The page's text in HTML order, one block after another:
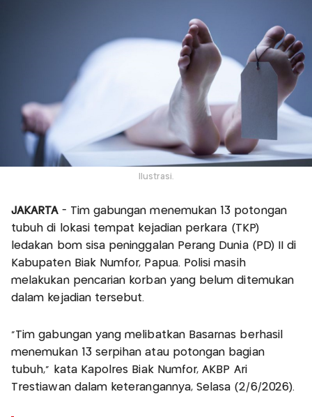
Ilustrasi.
JAKARTA - Tim gabungan menemukan 13 potongan
tubuh di lokasi tempat kejadian perkara (TKP)
ledakan bom sisa peninggalan Perang Dunia (PD) II di
Kabupaten Biak Numfor, Papua. Polisi masih
melakukan pencarian korban yang belum ditemukan
dalam kejadian tersebut.
“Tim gabungan yang melibatkan Basarnas berhasil
menemukan 13 serpihan atau potongan bagian
tubuh," kata Kapolres Biak Numfor, AKBP Ari
Trestiawan dalam keterangannya, Selasa (2/6/2026).